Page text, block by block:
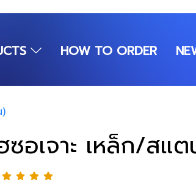
HOW TO ORDER
ซอเจาะ เหล็ก/สแ